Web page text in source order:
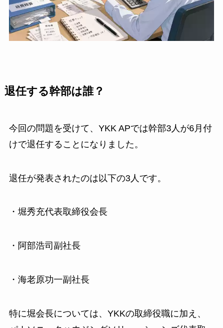
退任する幹部は誰？
今回の問題を受けて、YKK APでは幹部3人が6月付
けで退任することになりました。
退任が発表されたのは以下の3人です。
・堀秀充代表取締役会長
・阿部浩司副社長
・海老原功一副社長
特に堀会長については、YKKの取締役職に加え、